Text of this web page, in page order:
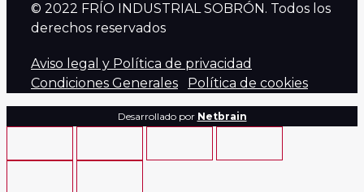
© 2022 FRÍO INDUSTRIAL SOBRÓN. Todos los
derechos reservados
Aviso legal y Política de privacidad
Condiciones Generales
Política de cookies
Desarrollado por Netbrain